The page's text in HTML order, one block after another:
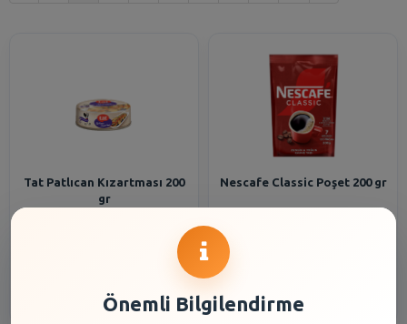
Tat Patlıcan Kızartması 200
gr
Nescafe Classic Poşet 200 gr
Önemli Bilgilendirme